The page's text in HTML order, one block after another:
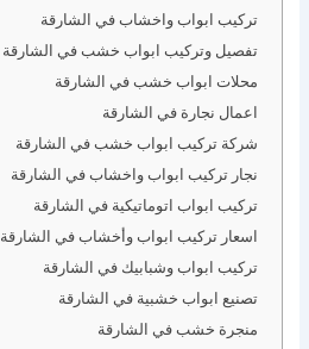
تركيب ابواب واخشاب في الشارقة
تفصيل وتركيب ابواب خشب في الشارقة
محلات ابواب خشب في الشارقة
اعمال نجارة في الشارقة
شركة تركيب ابواب خشب في الشارقة
نجار تركيب ابواب واخشاب في الشارقة
تركيب ابواب اتوماتيكية في الشارقة
اسعار تركيب ابواب وأخشاب في الشارقة
تركيب ابواب وشبابيك في الشارقة
تصنيع ابواب خشبية في الشارقة
منجرة خشب في الشارقة